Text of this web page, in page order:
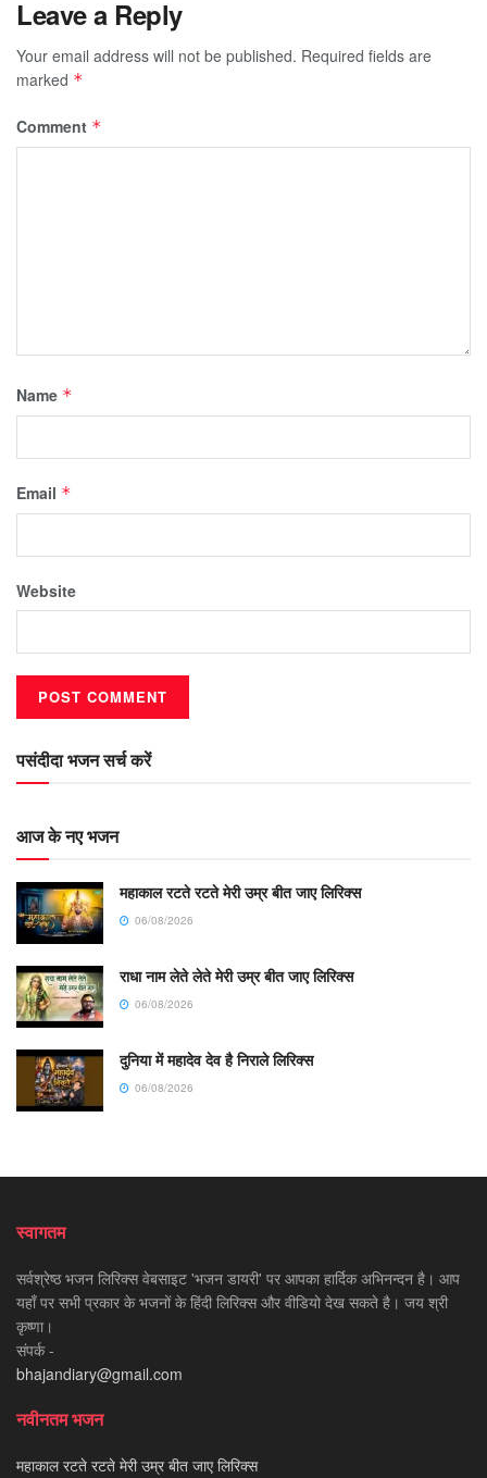
Leave a Reply
Your email address will not be published. Required fields are
marked *
Comment *
Name *
Email *
Website
पसंदीदा भजन सर्च करें
आज के नए भजन
महाकाल रटते रटते मेरी उम्र बीत जाए लिरिक्स
06/08/2026
राधा नाम लेते लेते मेरी उम्र बीत जाए लिरिक्स
06/08/2026
दुनिया में महादेव देव है निराले लिरिक्स
06/08/2026
स्वागतम
सर्वश्रेष्ठ भजन लिरिक्स वेबसाइट 'भजन डायरी' पर आपका हार्दिक अभिनन्दन है। आप
यहाँ पर सभी प्रकार के भजनों के हिंदी लिरिक्स और वीडियो देख सकते है। जय श्री
कृष्णा।
संपर्क -
bhajandiary@gmail.com
नवीनतम भजन
महाकाल रटते रटते मेरी उम्र बीत जाए लिरिक्स